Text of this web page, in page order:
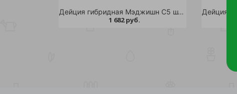
Дейция гибридная Мэджишн С5 шт /Deutzia hybrida Magicien
1 682 руб.